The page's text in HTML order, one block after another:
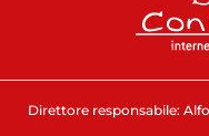
Direttore responsabile: